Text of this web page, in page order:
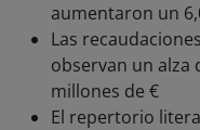
aumentaron un
Las
observan un alza
millones de €
El repertorio